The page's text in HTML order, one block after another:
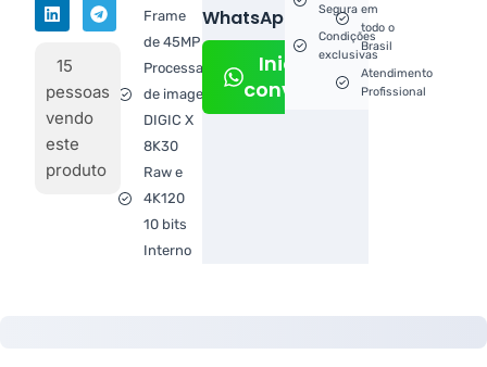
Frame
de 45MP
Processador
de imagem
DIGIC X
8K30
Raw e
4K120
10 bits
Interno
WhatsApp!
Iniciar
conversa
15
pessoas
vendo
este
produto
Segura
Condições
exclusivas
em
todo o
Brasil
Atendimento
Profissional